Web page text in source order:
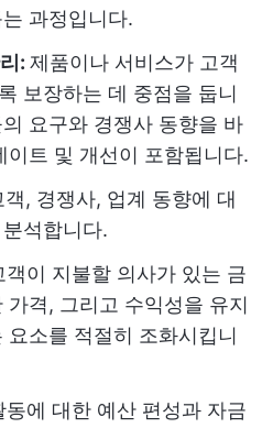
과정입니다.
: 제품이나 서비스가 고객
보장하는 데 중점을 둡니
요구와 경쟁사 동향을 바
이트 및 개선이 포함됩니다.
객, 경쟁사, 업계 동향에 대
석합니다.
객이 지불할 의사가 있는 금
가격, 그리고 수익성을 유지
소를 적절히 조화시킵니
동에 대한 예산 편성과 자금